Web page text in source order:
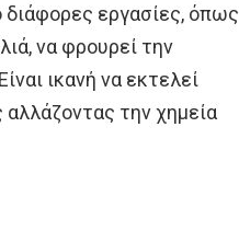
εργασίες, όπως
να φρουρεί την
ικανή να εκτελεί
την χημεία